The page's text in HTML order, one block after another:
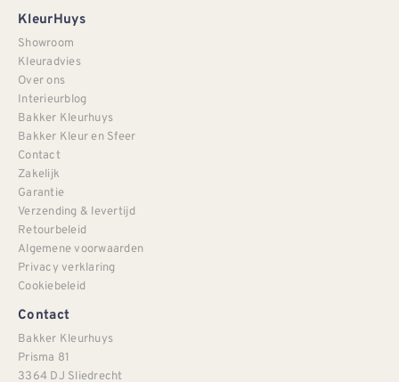
KleurHuys
Showroom
Kleuradvies
Over ons
Interieurblog
Bakker Kleurhuys
Bakker Kleur en Sfeer
Contact
Zakelijk
Garantie
Verzending & levertijd
Retourbeleid
Algemene voorwaarden
Privacy verklaring
Cookiebeleid
Contact
Bakker Kleurhuys
Prisma 81
3364 DJ Sliedrecht